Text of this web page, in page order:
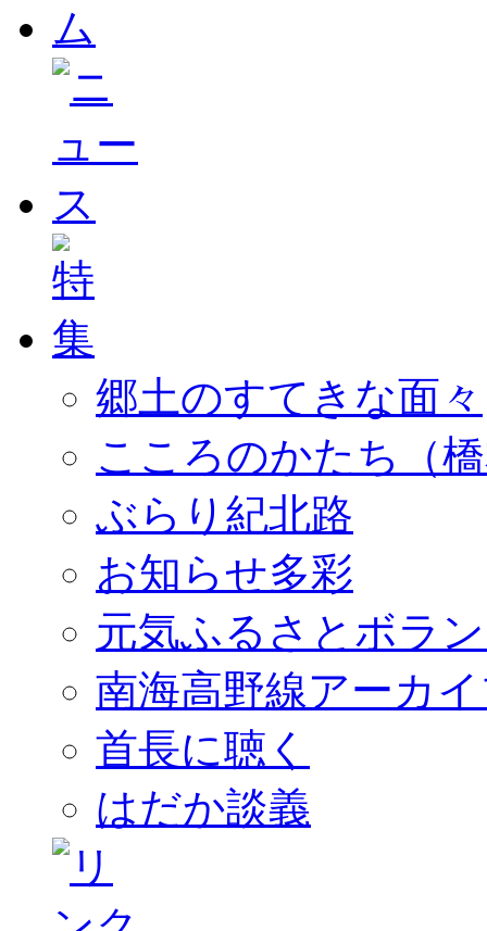
郷土のすてきな面々
こころのかたち（
ぶらり紀北路
お知らせ多彩
元気ふるさとボラ
南海高野線アーカ
首長に聴く
はだか談義